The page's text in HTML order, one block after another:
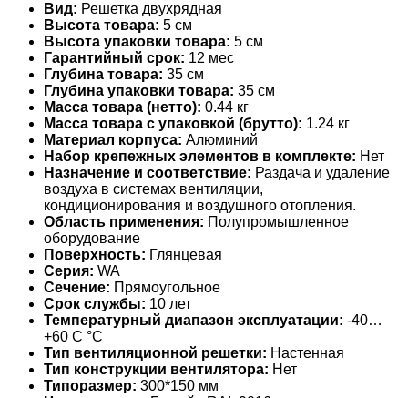
Вид: Решетка двухрядная
Высота товара: 5 см
Высота упаковки товара: 5 см
Гарантийный срок: 12 мес
Глубина товара: 35 см
Глубина упаковки товара: 35 см
Масса товара (нетто): 0.44 кг
Масса товара с упаковкой (брутто): 1.24 кг
Материал корпуса: Алюминий
Набор крепежных элементов в комплекте: Нет
Назначение и соответствие: Раздача и удаление
воздуха в системах вентиляции,
кондиционирования и воздушного отопления.
Область применения: Полупромышленное
оборудование
Поверхность: Глянцевая
Серия: WA
Сечение: Прямоугольное
Срок службы: 10 лет
Температурный диапазон эксплуатации: -40…
+60 С °С
Тип вентиляционной решетки: Настенная
Тип конструкции вентилятора: Нет
Типоразмер: 300*150 мм